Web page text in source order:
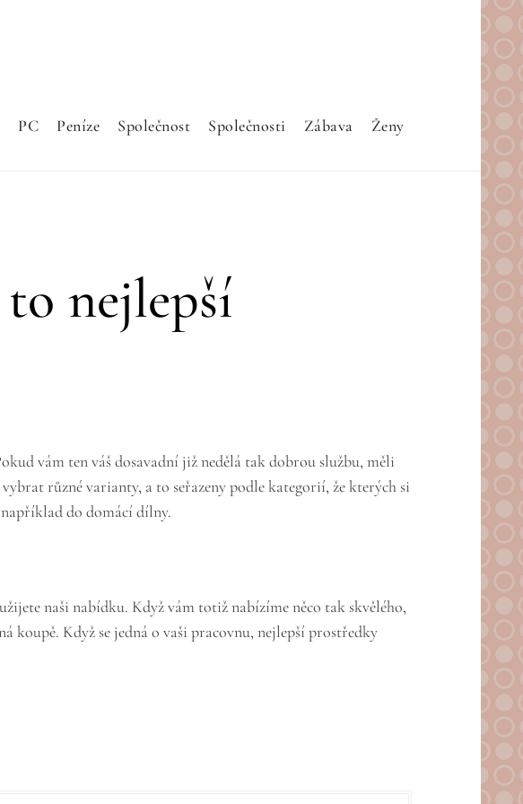
PC Peníze Společnost Společnosti Zábava Ženy
nejlepší
vám ten váš dosavadní již nedělá tak dobrou službu, měli
různé varianty, a to seřazeny podle kategorií, že kterých si
do domácí dílny.
naši nabídku. Když vám totiž nabízíme něco tak skvělého,
Když se jedná o vaši pracovnu, nejlepší prostředky